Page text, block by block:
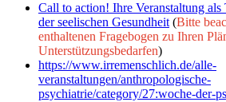
Call to action! Ihre Veranstaltung
der seelischen Gesundheit (Bitte
enthaltenen Fragebogen zu Ihren
Unterstützungsbedarfen)
https://www.irremenschlich.de/alle-
veranstaltungen/anthropologische-
psychiatrie/category/27:woche-der-